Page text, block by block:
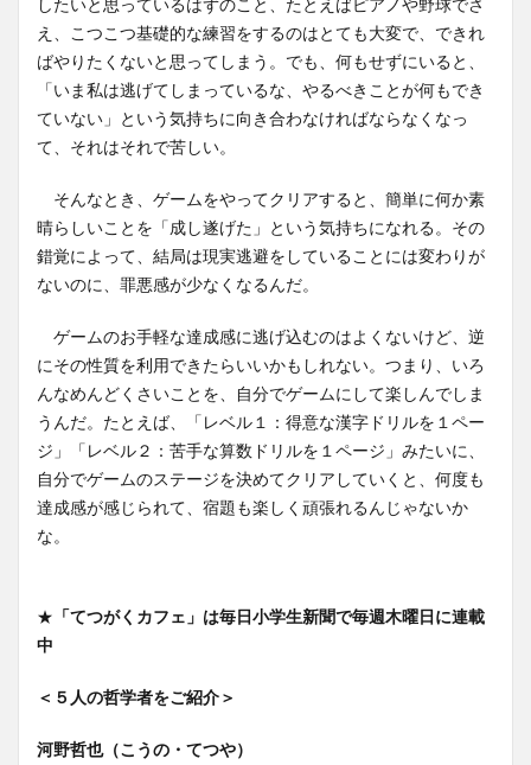
したいと思っているはずのこと、たとえばピアノや野球でさ
え、こつこつ基礎的な練習をするのはとても大変で、できれ
ばやりたくないと思ってしまう。でも、何もせずにいると、
「いま私は逃げてしまっているな、やるべきことが何もでき
ていない」という気持ちに向き合わなければならなくなっ
て、それはそれで苦しい。
そんなとき、ゲームをやってクリアすると、簡単に何か素
晴らしいことを「成し遂げた」という気持ちになれる。その
錯覚によって、結局は現実逃避をしていることには変わりが
ないのに、罪悪感が少なくなるんだ。
ゲームのお手軽な達成感に逃げ込むのはよくないけど、逆
にその性質を利用できたらいいかもしれない。つまり、いろ
んなめんどくさいことを、自分でゲームにして楽しんでしま
うんだ。たとえば、「レベル１：得意な漢字ドリルを１ペー
ジ」「レベル２：苦手な算数ドリルを１ページ」みたいに、
自分でゲームのステージを決めてクリアしていくと、何度も
達成感が感じられて、宿題も楽しく頑張れるんじゃないか
な。
★ 「てつがくカフェ」は毎日小学生新聞で毎週木曜日に連載
中
＜５人の哲学者をご紹介＞
河野哲也（こうの・てつや）